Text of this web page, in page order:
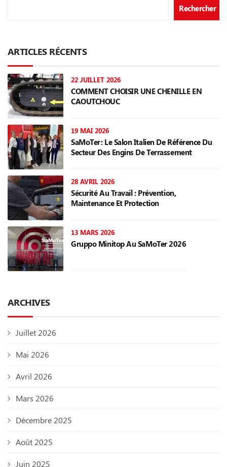
Rechercher
ARTICLES RÉCENTS
22 JUILLET 2026
COMMENT CHOISIR UNE CHENILLE EN
CAOUTCHOUC
19 MAI 2026
SaMoTer: Le Salon Italien De Référence Du
Secteur Des Engins De Terrassement
28 AVRIL 2026
Sécurité Au Travail : Prévention,
Maintenance Et Protection
13 MARS 2026
Gruppo Minitop Au SaMoTer 2026
ARCHIVES
Juillet 2026
Mai 2026
Avril 2026
Mars 2026
Décembre 2025
Août 2025
Juin 2025